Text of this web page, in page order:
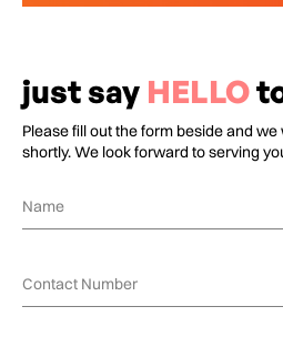
just say HELLO
Please fill out the form beside and
shortly. We look forward to serving